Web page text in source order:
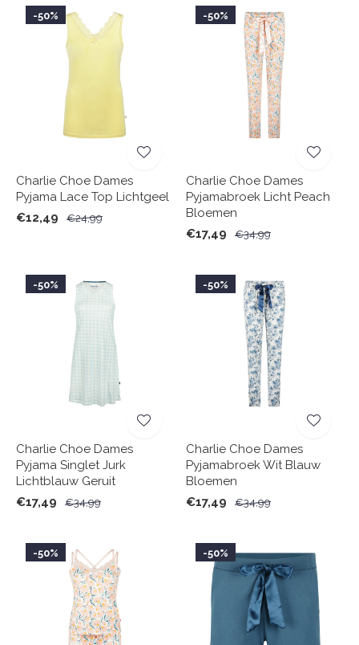
-50%
Charlie Choe Dames
Pyjama Lace Top Lichtgeel
€12,49
€24,99
-50%
Charlie Choe Dames
Pyjamabroek Licht Peach
Bloemen
€17,49
€34,99
-50%
Charlie Choe Dames
Pyjama Singlet Jurk
Lichtblauw Geruit
€17,49
€34,99
-50%
Charlie Choe Dames
Pyjamabroek Wit Blauw
Bloemen
€17,49
€34,99
-50% -50%